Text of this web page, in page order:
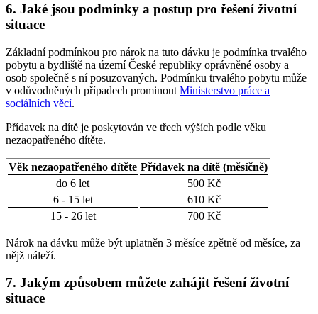
6. Jaké jsou podmínky a postup pro řešení životní
situace
Základní podmínkou pro nárok na tuto dávku je podmínka trvalého
pobytu a bydliště na území České republiky oprávněné osoby a
osob společně s ní posuzovaných. Podmínku trvalého pobytu může
v odůvodněných případech prominout Ministerstvo práce a
sociálních věcí.
Přídavek na dítě je poskytován ve třech výších podle věku
nezaopatřeného dítěte.
Věk nezaopatřeného dítěte Přídavek na dítě (měsíčně)
do 6 let
500 Kč
6 - 15 let
610 Kč
15 - 26 let
700 Kč
Nárok na dávku může být uplatněn 3 měsíce zpětně od měsíce, za
nějž náleží.
7. Jakým způsobem můžete zahájit řešení životní
situace